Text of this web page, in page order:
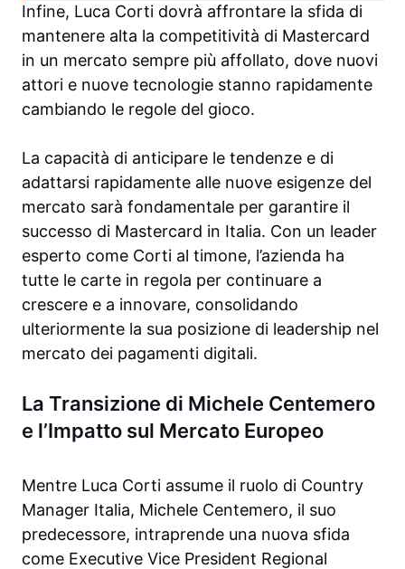
Infine, Luca Corti dovrà affrontare la sfida di
mantenere alta la competitività di Mastercard
in un mercato sempre più affollato, dove nuovi
attori e nuove tecnologie stanno rapidamente
cambiando le regole del gioco.
La capacità di anticipare le tendenze e di
adattarsi rapidamente alle nuove esigenze del
mercato sarà fondamentale per garantire il
successo di Mastercard in Italia. Con un leader
esperto come Corti al timone, l’azienda ha
tutte le carte in regola per continuare a
crescere e a innovare, consolidando
ulteriormente la sua posizione di leadership nel
mercato dei pagamenti digitali.
La Transizione di Michele Centemero
e l’Impatto sul Mercato Europeo
Mentre Luca Corti assume il ruolo di Country
Manager Italia, Michele Centemero, il suo
predecessore, intraprende una nuova sfida
come Executive Vice President Regional